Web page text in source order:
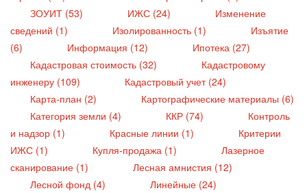
ЗОУИТ (53)
ИЖС (24)
Изменение
сведений (1)
Изолированность (1)
Изъятие
(6)
Информация (12)
Ипотека (27)
Кадастровая стоимость (32)
Кадастровому
инженеру (109)
Кадастровый учет (24)
Карта-план (2)
Картографические материалы (6)
Категория земли (4)
ККР (74)
Контроль
и надзор (1)
Красные линии (1)
Критерии
ИЖС (1)
Купля-продажа (1)
Лазерное
сканирование (1)
Лесная амнистия (12)
Лесной фонд (4)
Линейные (24)